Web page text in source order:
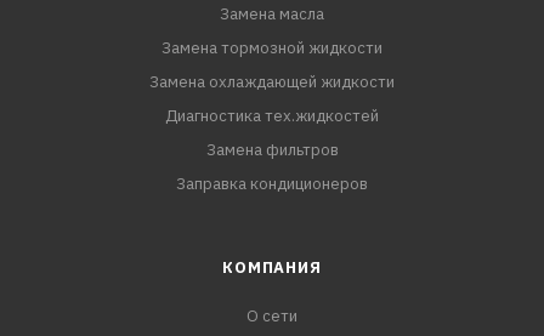
Замена масла
Замена тормозной жидкости
Замена охлаждающей жидкости
Диагностика тех.жидкостей
Замена фильтров
Заправка кондиционеров
КОМПАНИЯ
О сети